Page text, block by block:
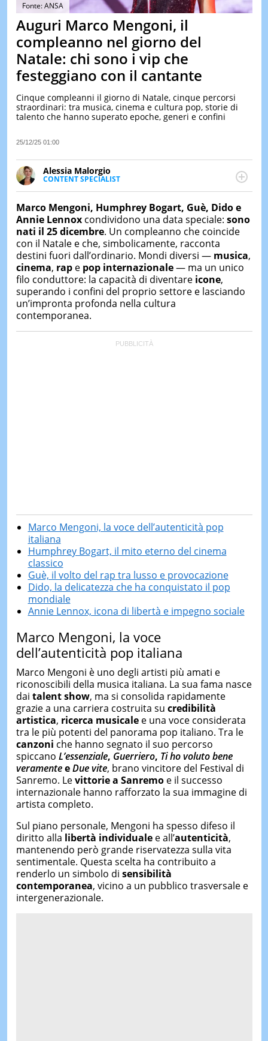
&
TEST
OGGI
IERI
Fonte: ANSA
Auguri Marco Mengoni, il
compleanno nel giorno del
Natale: chi sono i vip che
festeggiano con il cantante
Cinque compleanni il giorno di Natale, cinque percorsi
straordinari: tra musica, cinema e cultura pop, storie di
talento che hanno superato epoche, generi e confini
25/12/25 01:00
Alessia Malorgio
CONTENT SPECIALIST
Ha conseguito un Master in Marketing Management
occupa della creazione di contenuti in ottica SEO e
dello sviluppo di strategie marketing attraverso
canali digitali.
Marco Mengoni, Humphrey Bogart, Guè, Dido e
Annie Lennoxcondividono una data speciale: sono
nati il 25 dicembre. Un compleanno che coincide
con il Natale e che, simbolicamente, racconta
destini fuori dall’ordinario. Mondi diversi — musica,
cinema, rape pop internazionale— ma un unico
filo conduttore: la capacità di diventare icone,
superando i confini del proprio settore e lasciando
un’impronta profonda nella cultura
contemporanea.
Marco Mengoni, la voce dell’autenticità pop
italiana
Humphrey Bogart, il mito eterno del cinema
classico
Guè, il volto del rap tra lusso e provocazione
Dido, la delicatezza che ha conquistato il pop
mondiale
Annie Lennox, icona di libertà e impegno sociale
Marco Mengoni, la voce
dell’autenticità pop italiana
Marco Mengoni è uno degli artisti più amati e
riconoscibili della musica italiana. La sua fama nasce
dai talent show, ma si consolida rapidamente
grazie a una carriera costruita su credibilità
artistica, ricerca musicalee una voce considerata
tra le più potenti del panorama pop italiano. Tra le
canzoni che hanno segnato il suo percorso
spiccano L’essenziale, Guerriero, Ti ho voluto bene
veramenteeDue vite, brano vincitore del Festival di
Sanremo. Levittorie a Sanremoe il successo
internazionale hanno rafforzato la sua immagine di
artista completo.
Sul piano personale, Mengoni ha spesso difeso il
diritto alla libertà individualee all’autenticità,
mantenendo però grande riservatezza sulla vita
sentimentale. Questa scelta ha contribuito a
renderlo un simbolo di sensibilità
contemporanea, vicino a un pubblico trasversale e
intergenerazionale.